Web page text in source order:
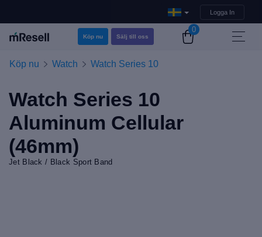
Logga In
Köp nu Sälj till oss
0
Köp nu Watch Watch Series 10
Watch Series 10
Aluminum Cellular
(46mm)
Jet Black / Black Sport Band